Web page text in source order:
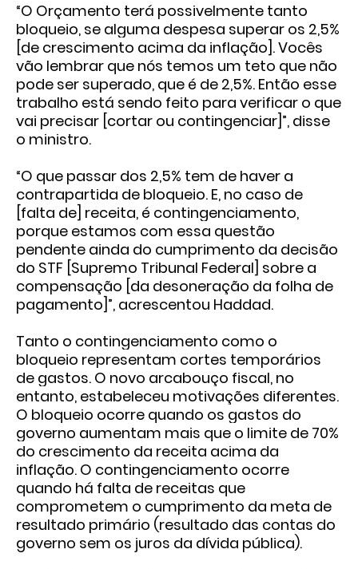
“O Orçamento terá possivelmente tanto
bloqueio, se alguma despesa superar os 2,5%
[de crescimento acima da inflação]. Vocês
vão lembrar que nós temos um teto que não
pode ser superado, que é de 2,5%. Então esse
trabalho está sendo feito para verificar o que
vai precisar [cortar ou contingenciar]”, disse
o ministro.
“O que passar dos 2,5% tem de haver a
contrapartida de bloqueio. E, no caso de
[falta de] receita, é contingenciamento,
porque estamos com essa questão
pendente ainda do cumprimento da decisão
do STF [Supremo Tribunal Federal] sobre a
compensação [da desoneração da folha de
pagamento]”, acrescentou Haddad.
Tanto o contingenciamento como o
bloqueio representam cortes temporários
de gastos. O novo arcabouço fiscal, no
entanto, estabeleceu motivações diferentes.
O bloqueio ocorre quando os gastos do
governo aumentam mais que o limite de 70%
do crescimento da receita acima da
inflação. O contingenciamento ocorre
quando há falta de receitas que
comprometem o cumprimento da meta de
resultado primário (resultado das contas do
governo sem os juros da dívida pública).